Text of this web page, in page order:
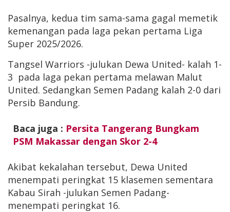
Pasalnya, kedua tim sama-sama gagal memetik
kemenangan pada laga pekan pertama Liga
Super 2025/2026.
Tangsel Warriors -julukan Dewa United- kalah 1-
3 pada laga pekan pertama melawan Malut
United. Sedangkan Semen Padang kalah 2-0 dari
Persib Bandung.
Baca juga : Persita Tangerang Bungkam
PSM Makassar dengan Skor 2-4
Akibat kekalahan tersebut, Dewa United
menempati peringkat 15 klasemen sementara
Kabau Sirah -julukan Semen Padang-
menempati peringkat 16.